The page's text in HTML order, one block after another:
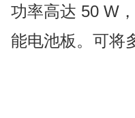
功率高达 50 W
能电池板。可将